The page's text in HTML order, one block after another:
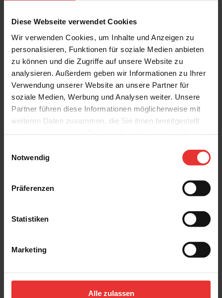
Diese Webseite verwendet Cookies
Wir verwenden Cookies, um Inhalte und Anzeigen zu
personalisieren, Funktionen für soziale Medien anbieten
zu können und die Zugriffe auf unsere Website zu
analysieren. Außerdem geben wir Informationen zu Ihrer
Verwendung unserer Website an unsere Partner für
soziale Medien, Werbung und Analysen weiter. Unsere
Partner führen diese Informationen möglicherweise mit
weiteren Daten zusammen, die Sie ihnen bereitgestellt
Notwendig
Präferenzen
Statistiken
Marketing
Alle zulassen
Weitere Produkte aus der Serie
Slate
7 x 60 cm
30 x 30 cm